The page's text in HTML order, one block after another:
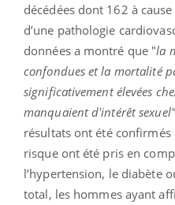
décédées dont 162 à cause
d’une pathologie
données a montré que "la
confondues et la mortalité
significativement élevées
manquaient d'intérêt sexuel"
résultats ont été confirmés
risque ont été pris en
l’hypertension, le diabète
total, les hommes ayant